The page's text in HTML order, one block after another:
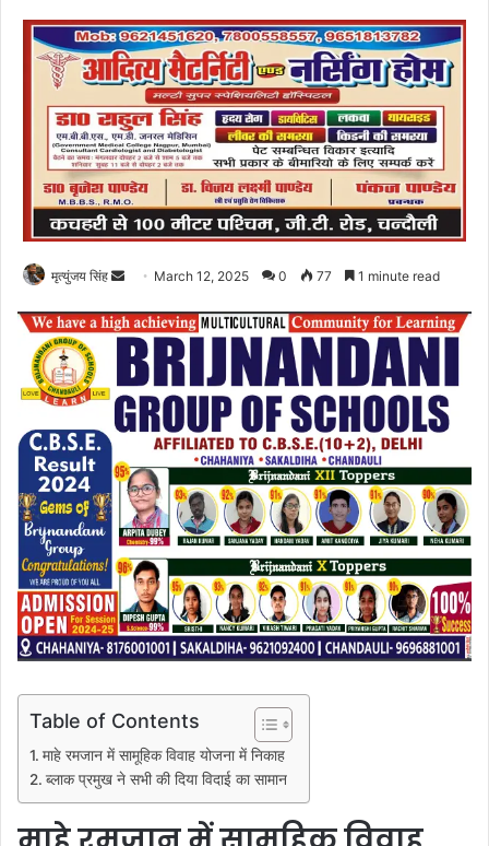
मृत्युंजय सिंह
Send
email
March 12, 2025 0 77 1 minute read
Table of Contents
माहे रमजान में सामूहिक विवाह योजना में निकाह
ब्लाक प्रमुख ने सभी की दिया विदाई का सामान